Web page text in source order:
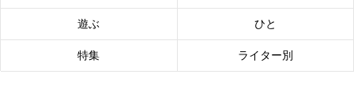
遊ぶ ひと
特集 ライター別